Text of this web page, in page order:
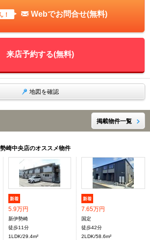
！ Webでお問合せ(無料)
来店予約する(無料)
地図を確認
掲載物件一覧
崎中央店のオススメ物件
新着
5.9万円
新伊勢崎
徒歩11分
1LDK/29.4m²
新着
7.65万円
国定
徒歩42分
2LDK/58.6m²